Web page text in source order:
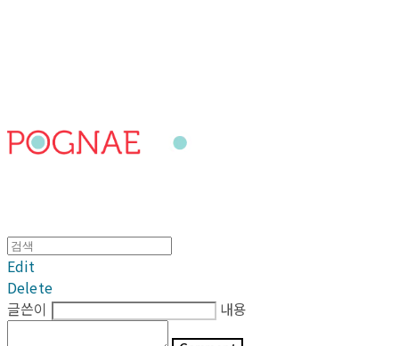
Edit
Delete
글쓴이
내용